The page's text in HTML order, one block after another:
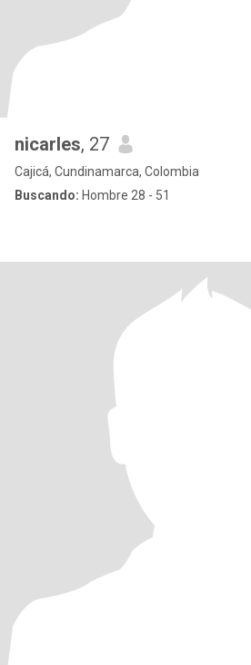
nicarles, 27
Cajicá, Cundinamarca, Colombia
Buscando: Hombre 28 - 51